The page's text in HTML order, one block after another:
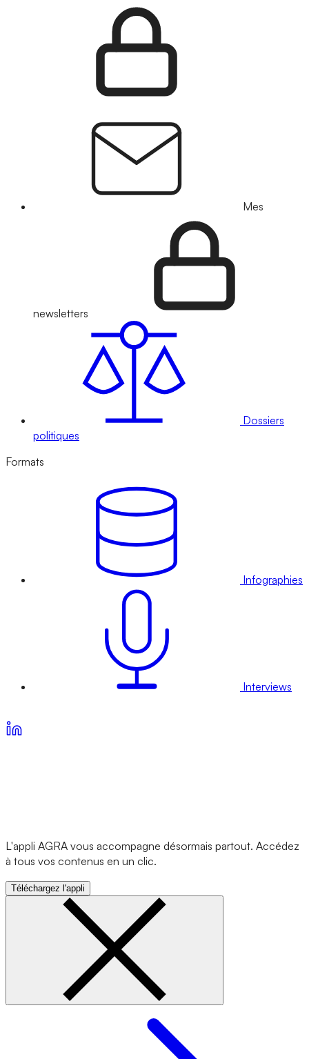
Mes
newsletters
Dossiers
politiques
Formats
Infographies
Interviews
L'appli AGRA vous accompagne désormais partout. Accédez
à tous vos contenus en un clic.
Téléchargez l'appli